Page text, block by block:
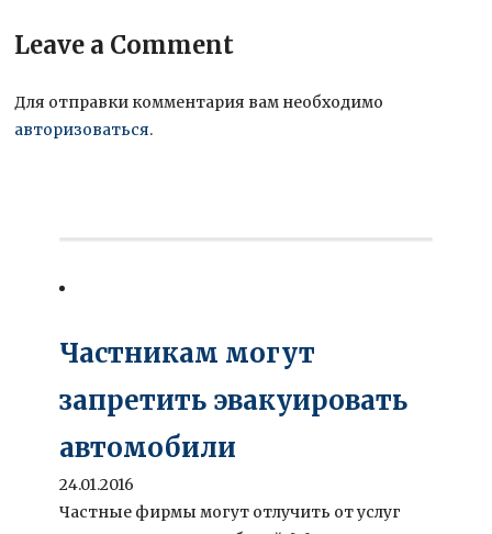
Leave a Comment
Для отправки комментария вам необходимо
авторизоваться.
Частникам могут
запретить эвакуировать
автомобили
24.01.2016
Частные фирмы могут отлучить от услуг